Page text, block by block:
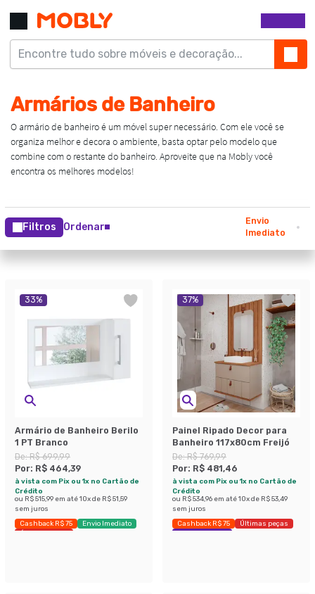
Filtros Ordenar
Envio
Imediato
33%
Armário de Banheiro Berilo
1 PT Branco
De:R$ 699,99
Por: R$ 464,39
à vista com Pix ou 1x no Cartão de
Crédito
ou R$ 515,99 em até10x de R$ 51,59
sem juros
Cashback R$ 75
Envio Imediato
Últimas peças
37%
Painel Ripado Decor para
Banheiro 117x80cm Freijó
De:R$ 769,99
Por: R$ 481,46
à vista com Pix ou 1x no Cartão de
Crédito
ou R$ 534,96 em até10x de R$ 53,49
sem juros
Cashback R$ 75
Últimas peças
Economize 37%